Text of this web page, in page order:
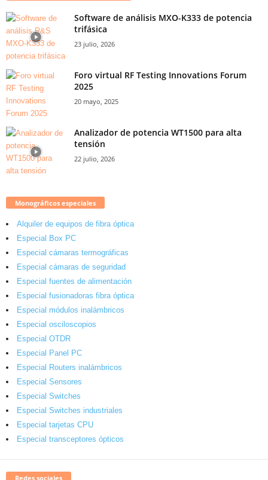
Software de análisis MXO-K333 de potencia
trifásica
23 julio, 2026
Foro virtual RF Testing Innovations Forum
2025
20 mayo, 2025
Analizador de potencia WT1500 para alta
tensión
22 julio, 2026
Monográficos especiales
Alquiler de equipos de fibra óptica
Especial Box PC
Especial cámaras termográficas
Especial cámaras de seguridad
Especial fuentes de alimentación
Especial fusionadoras fibra óptica
Especial módulos inalámbricos
Especial osciloscopios
Especial OTDR
Especial Panel PC
Especial Routers inalámbricos
Especial Sensores
Especial Switches
Especial Switches industriales
Especial tarjetas CPU
Especial transceptores ópticos
Redes sociales